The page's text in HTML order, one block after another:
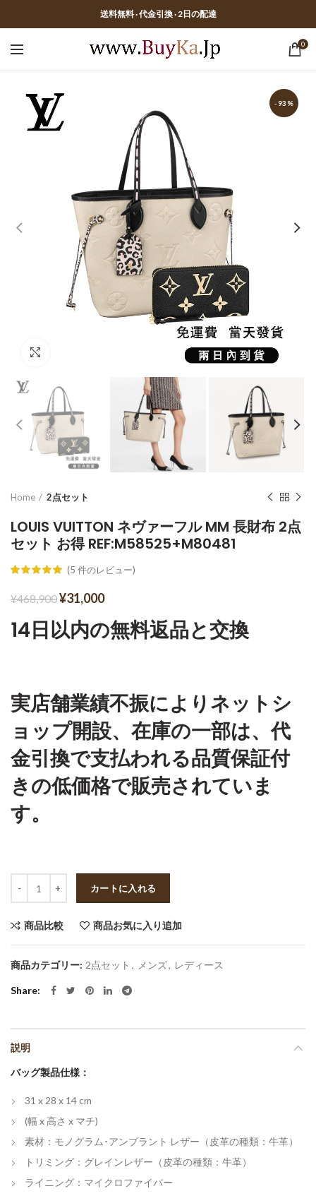
送料無料 · 代金引換 · 2日の配達
0
-93%
Home 2点セット
LOUIS VUITTON ネヴァーフル MM 長財布 2点
セット お得 REF:M58525+M80481
(5 件のレビュー)
¥468,900¥31,000
14日以内の無料返品と交換
実店舗業績不振によりネットシ
ョップ開設、在庫の一部は、代
金引換で支払われる品質保証付
きの低価格で販売されていま
す。
カートに入れる
商品比較 商品お気に入り追加
商品カテゴリー: 2点セット , メンズ, レディース
Share
説明
バッグ製品仕様：
31 x 28 x 14 cm
(幅 x 高さ x マチ)
素材：モノグラム･アンプラント レザー（皮革の種類：牛革）
トリミング：グレインレザー（皮革の種類：牛革）
ライニング：マイクロファイバー